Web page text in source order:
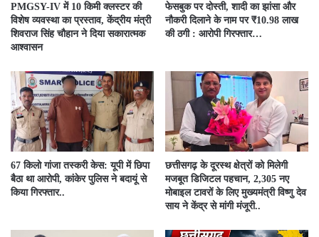
PMGSY-IV में 10 किमी क्लस्टर की
विशेष व्यवस्था का प्रस्ताव, केंद्रीय मंत्री
शिवराज सिंह चौहान ने दिया सकारात्मक
आश्वासन
फेसबुक पर दोस्ती, शादी का झांसा और
नौकरी दिलाने के नाम पर ₹10.98 लाख
की ठगी : आरोपी गिरफ्तार…
67 किलो गांजा तस्करी केस: यूपी में छिपा
बैठा था आरोपी, कांकेर पुलिस ने बदायूं से
किया गिरफ्तार..
छत्तीसगढ़ के दूरस्थ क्षेत्रों को मिलेगी
मजबूत डिजिटल पहचान, 2,305 नए
मोबाइल टावरों के लिए मुख्यमंत्री विष्णु देव
साय ने केंद्र से मांगी मंजूरी..